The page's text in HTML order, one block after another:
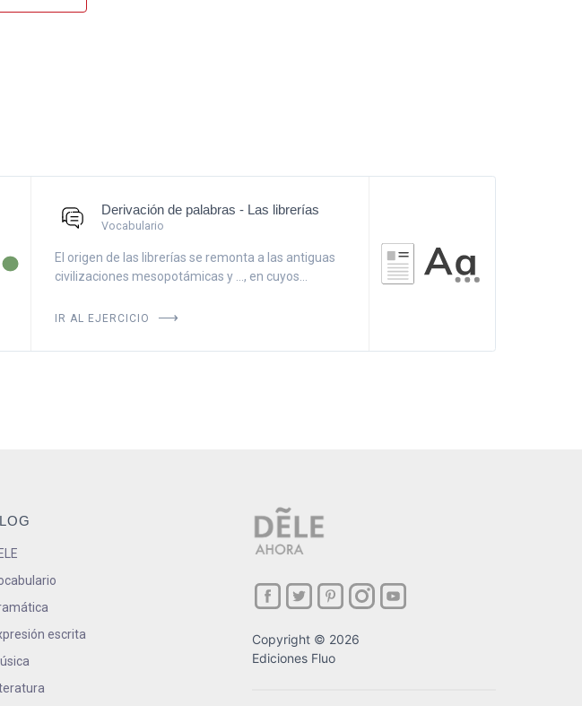
Derivación de palabras - Las librerías
Vocabulario
El origen de las librerías se remonta a las antiguas
civilizaciones mesopotámicas y ..., en cuyos...
IR AL EJERCICIO
escrita
Copyright © 2026
Ediciones Fluo